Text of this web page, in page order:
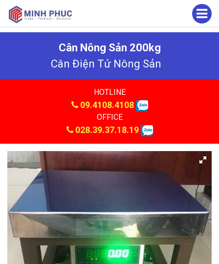
Cân Nông Sản 200kg
Cân Điện Tử Nông Sản
HOTLINE
09.4108.4108
OFFICE
028.39.37.18.19